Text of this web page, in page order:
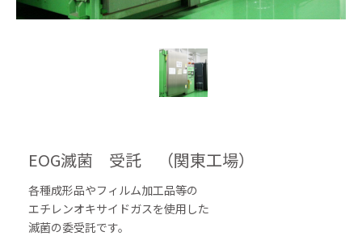
EOG滅菌 受託 （関東工場）
各種成形品やフィルム加工品等の
エチレンオキサイドガスを使用した
滅菌の委受託です。